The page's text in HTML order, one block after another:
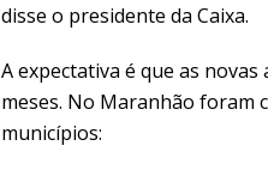
disse o presidente da Caixa.
A expectativa é que as
meses. No Maranhão foram
municípios: